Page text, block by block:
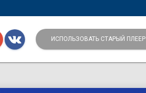
ИСПОЛЬЗОВАТЬ СТАРЫЙ ПЛЕЕР